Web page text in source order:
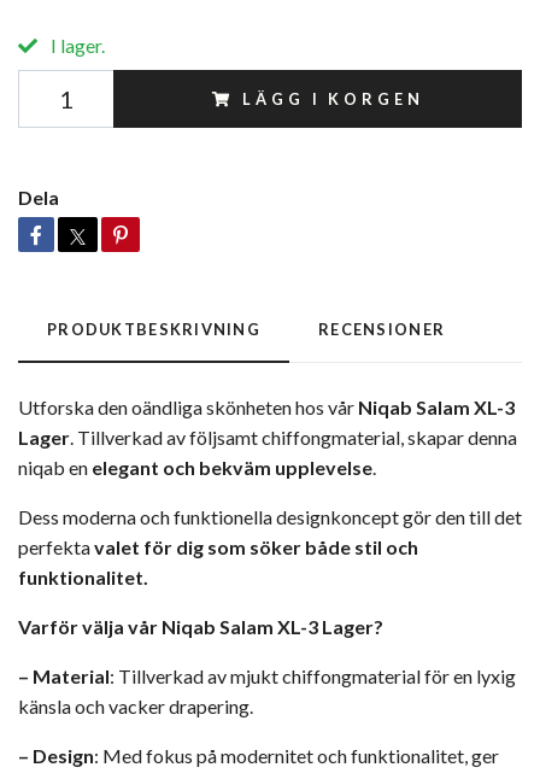
I lager.
LÄGG I KORGEN
Dela
PRODUKTBESKRIVNING RECENSIONER
Utforska den oändliga skönheten hos vår Niqab Salam XL-3
Lager. Tillverkad av följsamt chiffongmaterial, skapar denna
niqab en elegant och bekväm upplevelse.
Dess moderna och funktionella designkoncept gör den till det
perfektavalet för dig som söker både stil och
funktionalitet.
Varför välja vår Niqab Salam XL-3 Lager?
– Material: Tillverkad av mjukt chiffongmaterial för en lyxig
känsla och vacker drapering.
– Design: Med fokus på modernitet och funktionalitet, ger